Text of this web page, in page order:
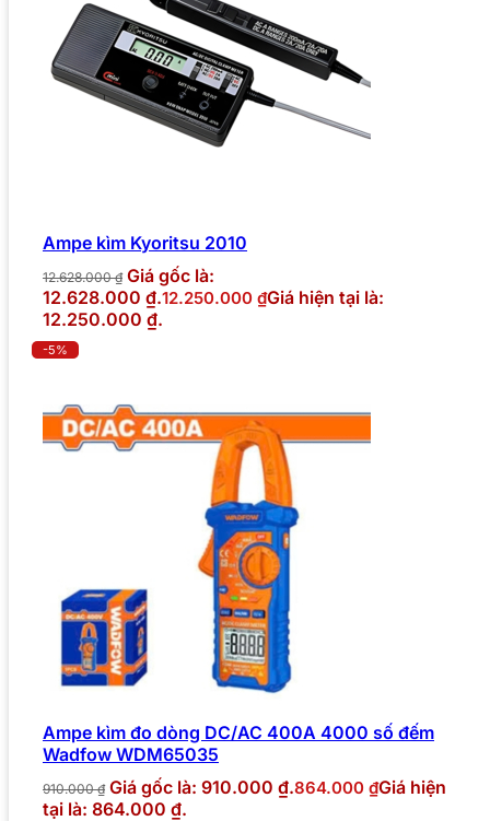
Ampe kìm Kyoritsu 2010
12.628.000₫ Giá gốc là:
12.628.000 ₫.12.250.000 ₫Giá hiện tại là:
12.250.000 ₫.
-5%
Ampe kìm đo dòng DC/AC 400A 4000 số đếm
Wadfow WDM65035
910.000₫ Giá gốc là: 910.000 ₫.864.000 ₫Giá hiện
tại là: 864.000 ₫.